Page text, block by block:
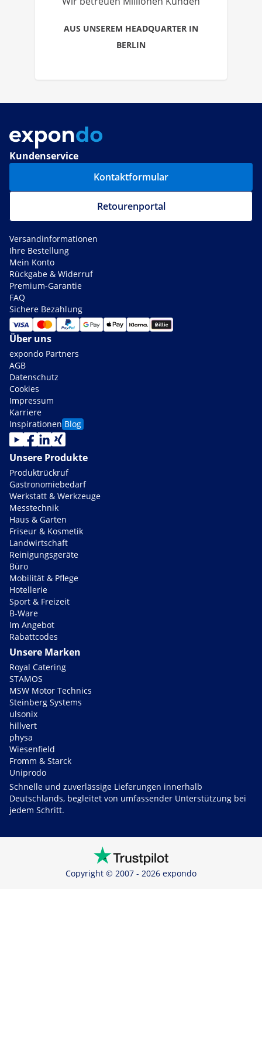
AUS UNSEREM HEADQUARTER IN
BERLIN
Kundenservice
Kontaktformular
Retourenportal
Versandinformationen
Ihre Bestellung
Mein Konto
Rückgabe & Widerruf
Premium-Garantie
FAQ
Sichere Bezahlung
Über uns
expondo Partners
AGB
Datenschutz
Cookies
Impressum
Karriere
Inspirationen Blog
Unsere Produkte
Produktrückruf
Gastronomiebedarf
Werkstatt & Werkzeuge
Messtechnik
Haus & Garten
Friseur & Kosmetik
Landwirtschaft
Reinigungsgeräte
Büro
Mobilität & Pflege
Hotellerie
Sport & Freizeit
B-Ware
Im Angebot
Rabattcodes
Unsere Marken
Royal Catering
STAMOS
MSW Motor Technics
Steinberg Systems
ulsonix
hillvert
physa
Wiesenfield
Fromm & Starck
Uniprodo
Schnelle und zuverlässige Lieferungen innerhalb
Deutschlands, begleitet von umfassender Unterstützung bei
jedem Schritt.
Copyright © 2007 - 2026 expondo